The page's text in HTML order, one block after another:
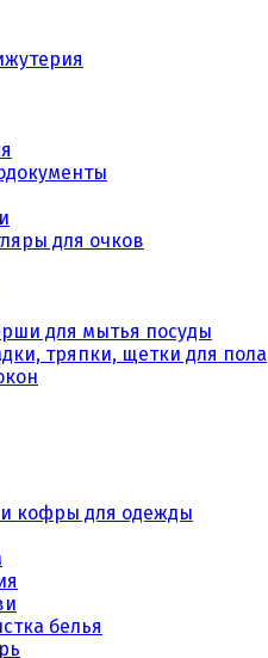
для очков
для мытья посуды
тряпки, щетки для пола
кофры для одежды
белья